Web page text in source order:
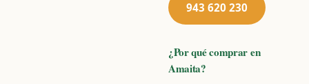
943 620 230
¿Por qué comprar en
Amaita?